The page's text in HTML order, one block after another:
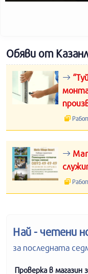
Обяви от
Най - четени
за последната
Проверка в магазин